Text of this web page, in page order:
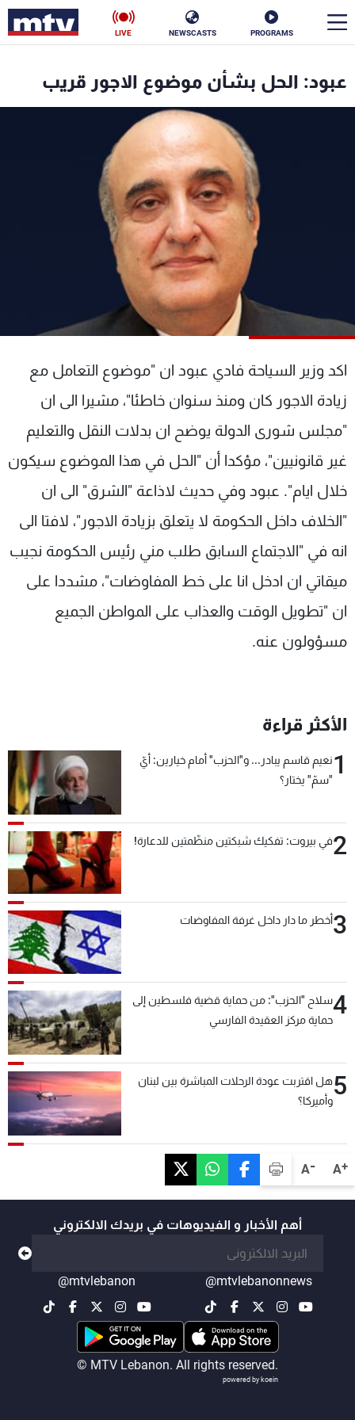
PROGRAMS
NEWSCASTS
LIVE
A+
A-
عبود: الحل بشأن موضوع الاجور قريب
اكد وزير السياحة فادي عبود ان "موضوع التعامل مع
زيادة الاجور كان ومنذ سنوان خاطئا"، مشيرا الى ان
"مجلس شورى الدولة يوضح ان بدلات النقل والتعليم
غير قانونيين"، مؤكدا أن "الحل في هذا الموضوع سيكون
خلال ايام". عبود وفي حديث لاذاعة "الشرق" الى ان
"الخلاف داخل الحكومة لا يتعلق بزيادة الاجور"، لافتا الى
انه في "الاجتماع السابق طلب مني رئيس الحكومة نجيب
ميقاتي ان ادخل انا على خط المفاوضات"، مشددا على
ان "تطويل الوقت والعذاب على المواطن الجميع
مسؤولون عنه.
الأكثر قراءة
1نعيم قاسم يبادر... و"الحزب" أمام خيارين: أيّ
"سمّ" يختار؟
2في بيروت: تفكيك شبكتين منظّمتين للدعارة!
3أخطر ما دار داخل غرفة المفاوضات
4سلاح "الحزب": من حماية قضية فلسطين إلى
حماية مركز العقيدة الفارسي
5هل اقتربت عودة الرحلات المباشرة بين لبنان
وأميركا؟
أهم الأخبار و الفيديوهات في بريدك الالكتروني
@mtvlebanonnews
@mtvlebanon
© MTV Lebanon. All rights reserved.
powered by koein
الأخبار
ناس
فن
رياضة
شاهد البرامج
الترددات
الإنـتـاج
وظائف
تواصل معنا
سياسة الخصوصية